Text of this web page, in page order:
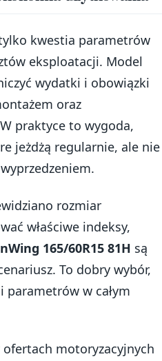
kwestia parametrów
eksploatacji. Model
wydatki i obowiązki
oraz
praktyce to wygoda,
jeżdżą regularnie, ale nie
rozmiar
właściwe indeksy,
165/60R15 81H są
To dobry wybór,
parametrów w całym
motoryzacyjnych